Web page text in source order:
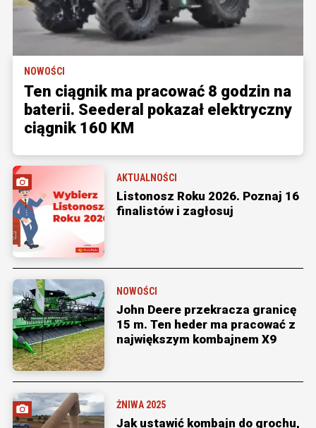
NOWOŚCI
Ten ciągnik ma pracować 8 godzin na
baterii. Seederal pokazał elektryczny
ciągnik 160 KM
AKTUALNOŚCI
Listonosz Roku 2026. Poznaj 16
finalistów i zagłosuj
NOWOŚCI
John Deere przekracza granicę
15 m. Ten heder ma pracować z
największym kombajnem X9
ŻNIWA 2025
Jak ustawić kombajn do grochu,